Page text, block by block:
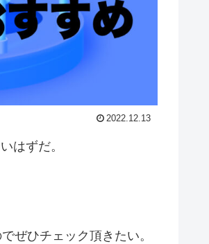
2022.12.13
はずだ。
ぜひチェック頂きたい。